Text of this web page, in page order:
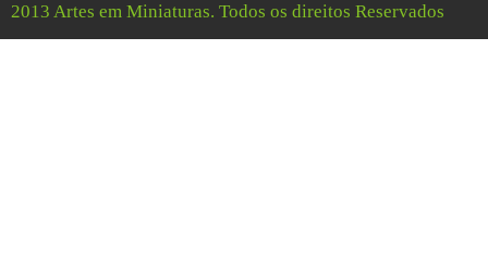
2013 Artes em Miniaturas. Todos os direitos Reservados